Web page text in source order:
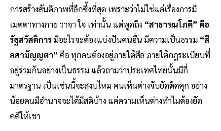
การสร้างสันติภาพที่ลึกซึ้งที่สุด เพราะว่าไม่ใช่แค่เรื่องการมี
เมตตาทางกาย วาจา ใจ เท่านั้น แต่พูดถึง “สาธารณโภคี” คือ
รัฐสวัสดิการมีอะไรจะต้องแบ่งปันคนอื่น มีความเป็นธรรม “สี
ลสามัญญตา” คือ ทุกคนต้องอยู่ภายใต้ศีล ภายใต้กฎระเบียบที่
อยู่ร่วมกันอย่างเป็นธรรม แล้วถามว่าประเทศไทยนั้นมีกี่
มาตรฐาน เป็นเช่นนี้จะสงบไหม คนเห็นต่างจับยัดติดคุก อย่าง
น้อยคนมีอำนาจจะได้มีสติบ้าง แค่ความเห็นต่างทำไมต้องยัด
คดีให้เขา